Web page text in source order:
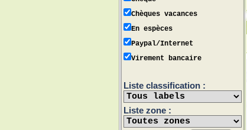
Chèques vacances
En espèces
Paypal/Internet
Virement bancaire
Liste classification :
Liste zone :